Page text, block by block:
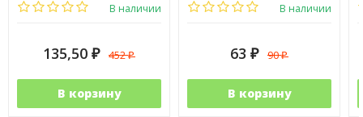
В наличии
135,50 ₽ 452₽
В корзину
В наличии
63 ₽ 90₽
В корзину